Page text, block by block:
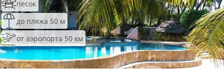
песок
до пляжа 50 м
от аэропорта 50 км
Большой Сочи
Кав Мин Воды
Экскурсионные туры